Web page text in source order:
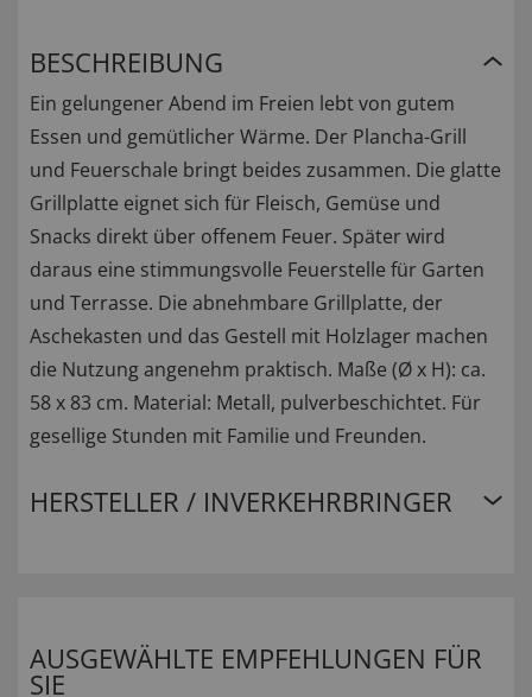
BESCHREIBUNG
Ein gelungener Abend im Freien lebt von gutem
Essen und gemütlicher Wärme. Der Plancha-Grill
und Feuerschale bringt beides zusammen. Die glatte
Grillplatte eignet sich für Fleisch, Gemüse und
Snacks direkt über offenem Feuer. Später wird
daraus eine stimmungsvolle Feuerstelle für Garten
und Terrasse. Die abnehmbare Grillplatte, der
Aschekasten und das Gestell mit Holzlager machen
die Nutzung angenehm praktisch. Maße (Ø x H): ca.
58 x 83 cm. Material: Metall, pulverbeschichtet. Für
gesellige Stunden mit Familie und Freunden.
HERSTELLER / INVERKEHRBRINGER
AUSGEWÄHLTE EMPFEHLUNGEN FÜR
SIE